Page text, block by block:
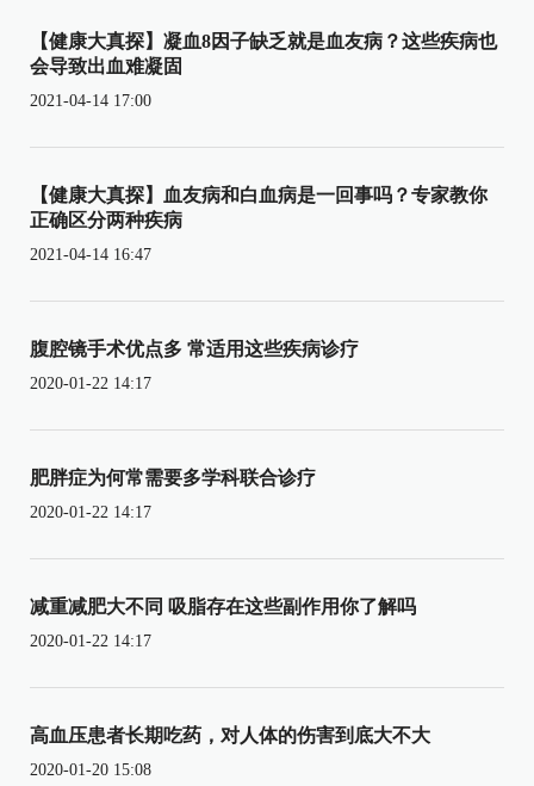
【健康大真探】凝血8因子缺乏就是血友病？这些疾病也
会导致出血难凝固
2021-04-14 17:00
【健康大真探】血友病和白血病是一回事吗？专家教你
正确区分两种疾病
2021-04-14 16:47
腹腔镜手术优点多 常适用这些疾病诊疗
2020-01-22 14:17
肥胖症为何常需要多学科联合诊疗
2020-01-22 14:17
减重减肥大不同 吸脂存在这些副作用你了解吗
2020-01-22 14:17
高血压患者长期吃药，对人体的伤害到底大不大
2020-01-20 15:08